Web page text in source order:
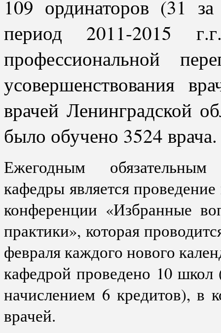
109 ординаторов (31
период 2011-2015
профессиональной
усовершенствования
врачей Ленинградской
было обучено 3524 врача.
Ежегодным обязательным
кафедры является
конференции «Избранные
практики», которая
февраля каждого нового
кафедрой проведено 10
начислением 6 кредитов), в
врачей.